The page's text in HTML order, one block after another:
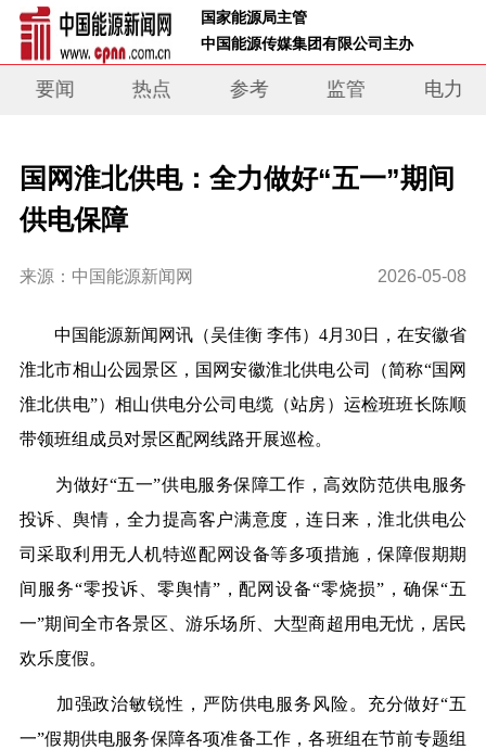
国家能源局主管
中国能源传媒集团有限公司主办
要闻 热点 参考 监管 电力
国网淮北供电：全力做好“五一”期间
供电保障
来源：中国能源新闻网 2026-05-08
中国能源新闻网讯（吴佳衡李伟）4月30日，在安徽省
淮北市相山公园景区，国网安徽淮北供电公司（简称“国网
淮北供电”）相山供电分公司电缆（站房）运检班班长陈顺
带领班组成员对景区配网线路开展巡检。
为做好“五一”供电服务保障工作，高效防范供电服务
投诉、舆情，全力提高客户满意度，连日来，淮北供电公
司采取利用无人机特巡配网设备等多项措施 ，保障假期期
间服务“零投诉、零舆情”，配网设备“零烧损” ，确保“五
一”期间全市各景区、游乐场所、大型商超用电无忧，居民
欢乐度假。
加强政治敏锐性，严防供电服务风险。充分做好“五
一”假期供电服务保障各项准备工作，各班组在节前专题组